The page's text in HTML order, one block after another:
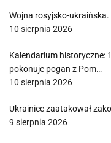
Wojna rosyjsko-
10 sierpnia 2026
Kalendarium historyczne:
pokonuje pogan z Pom…
10 sierpnia 2026
Ukrainiec zaatakował
9 sierpnia 2026